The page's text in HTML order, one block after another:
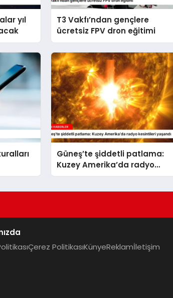
yıl
T3 Vakfı’ndan gençlere
ücretsiz FPV dron eğitimi
Güneş’te şiddetli patlama:
Kuzey Amerika’da radyo
kesintileri yaşandı
Çerez PolitikasıKünyeReklamİletişim